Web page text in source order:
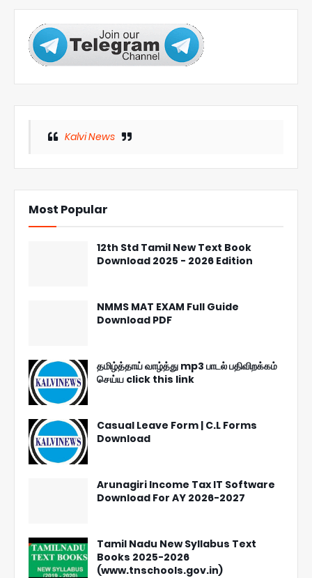
Kalvi News
Most Popular
12th Std Tamil New Text Book
Download 2025 - 2026 Edition
NMMS MAT EXAM Full Guide
Download PDF
தமிழ்த்தாய் வாழ்த்து mp3 பாடல் பதிவிறக்கம்
செய்ய click this link
Casual Leave Form | C.L Forms
Download
Arunagiri Income Tax IT Software
Download For AY 2026-2027
Tamil Nadu New Syllabus Text
Books 2025-2026
(www.tnschools.gov.in)